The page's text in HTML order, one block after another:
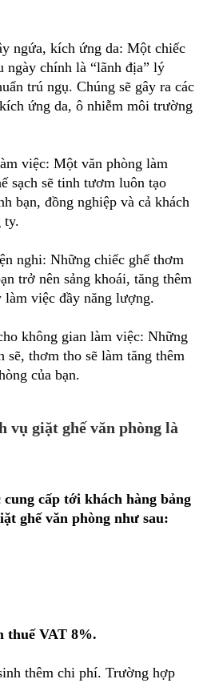
ngứa, kích ứng da: Một chiếc
ngày chính là “lãnh địa” lý
trú ngụ. Chúng sẽ gây ra các
ứng da, ô nhiễm môi trường
việc: Một văn phòng làm
sạch sẽ tinh tươm luôn tạo
bạn, đồng nghiệp và cả khách
ty.
nghi: Những chiếc ghế thơm
trở nên sảng khoái, tăng thêm
làm việc đầy năng lượng.
không gian làm việc: Những
sẽ, thơm tho sẽ làm tăng thêm
của bạn.
giặt ghế văn phòng là
cấp tới khách hàng bảng
ghế văn phòng như sau:
thuế VAT 8%.
thêm chi phí. Trường hợp